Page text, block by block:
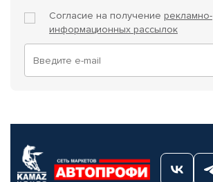
Согласие на получение рекламно-
информационных рассылок